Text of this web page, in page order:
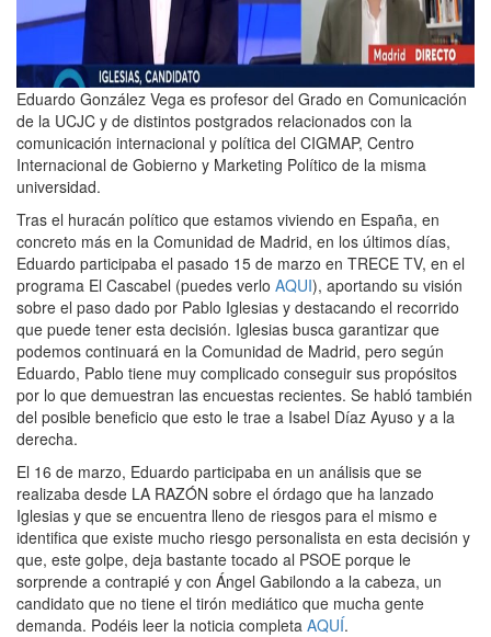
Eduardo González Vega es profesor del Grado en Comunicación
de la UCJC y de distintos postgrados relacionados con la
comunicación internacional y política del CIGMAP, Centro
Internacional de Gobierno y Marketing Político de la misma
universidad.
Tras el huracán político que estamos viviendo en España, en
concreto más en la Comunidad de Madrid, en los últimos días,
Eduardo participaba el pasado 15 de marzo en TRECE TV, en el
programa El Cascabel (puedes verlo AQUI), aportando su visión
sobre el paso dado por Pablo Iglesias y destacando el recorrido
que puede tener esta decisión. Iglesias busca garantizar que
podemos continuará en la Comunidad de Madrid, pero según
Eduardo, Pablo tiene muy complicado conseguir sus propósitos
por lo que demuestran las encuestas recientes. Se habló también
del posible beneficio que esto le trae a Isabel Díaz Ayuso y a la
derecha.
El 16 de marzo, Eduardo participaba en un análisis que se
realizaba desde LA RAZÓN sobre el órdago que ha lanzado
Iglesias y que se encuentra lleno de riesgos para el mismo e
identifica que existe mucho riesgo personalista en esta decisión y
que, este golpe, deja bastante tocado al PSOE porque le
sorprende a contrapié y con Ángel Gabilondo a la cabeza, un
candidato que no tiene el tirón mediático que mucha gente
demanda. Podéis leer la noticia completa AQUÍ.